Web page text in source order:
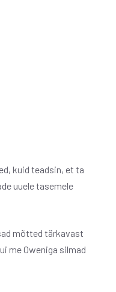
kuid teadsin, et ta
uuele tasemele
mõtted tärkavast
me Oweniga silmad